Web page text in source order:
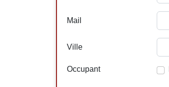
Mail
Ville
Occupant